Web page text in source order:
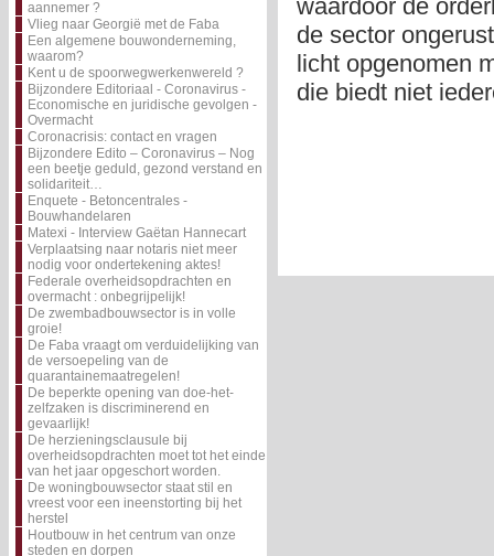
aannemer ?
Vlieg naar Georgië met de Faba
Een algemene bouwonderneming,
waarom?
Kent u de spoorwegwerkenwereld ?
Bijzondere Editoriaal - Coronavirus -
Economische en juridische gevolgen -
Overmacht
Coronacrisis: contact en vragen
Bijzondere Edito – Coronavirus – Nog
een beetje geduld, gezond verstand en
solidariteit…
Enquete - Betoncentrales -
Bouwhandelaren
Matexi - Interview Gaëtan Hannecart
Verplaatsing naar notaris niet meer
nodig voor ondertekening aktes!
Federale overheidsopdrachten en
overmacht : onbegrijpelijk!
De zwembadbouwsector is in volle
groie!
De Faba vraagt om verduidelijking van
de versoepeling van de
quarantainemaatregelen!
De beperkte opening van doe-het-
zelfzaken is discriminerend en
gevaarlijk!
De herzieningsclausule bij
overheidsopdrachten moet tot het einde
van het jaar opgeschort worden.
De woningbouwsector staat stil en
vreest voor een ineenstorting bij het
herstel
Houtbouw in het centrum van onze
steden en dorpen
waardoor de
de sector
licht opgenomen
die biedt niet